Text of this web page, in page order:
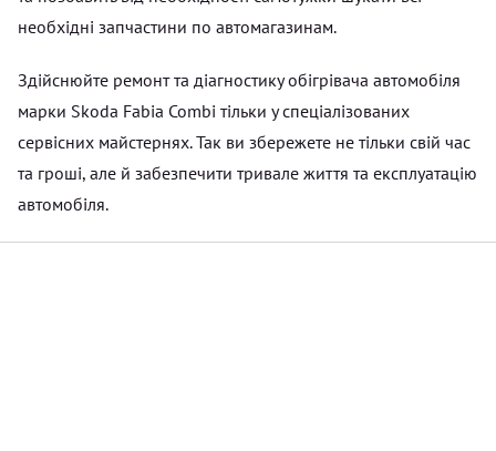
необхідні запчастини по автомагазинам.
Здійснюйте ремонт та діагностику обігрівача автомобіля
марки Skoda Fabia Combi тільки у спеціалізованих
сервісних майстернях. Так ви збережете не тільки свій час
та гроші, але й забезпечити тривале життя та експлуатацію
автомобіля.